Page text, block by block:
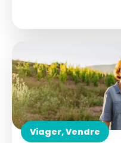
Viager, Vendre